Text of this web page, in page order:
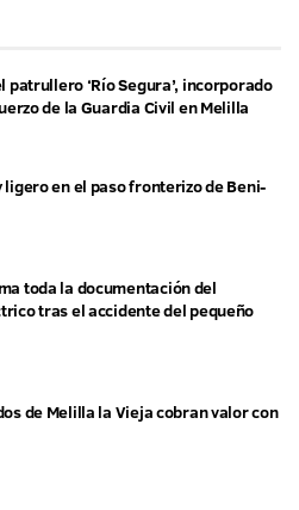
patrullero ‘Río Segura’, incorporado
de la Guardia Civil en Melilla
en el paso fronterizo de Beni-
toda la documentación del
tras el accidente del pequeño
de Melilla la Vieja cobran valor con